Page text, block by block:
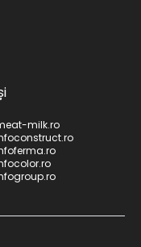
milk.ro